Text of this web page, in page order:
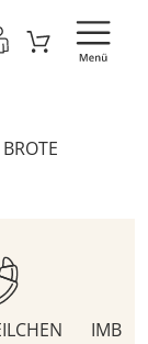
BROTE